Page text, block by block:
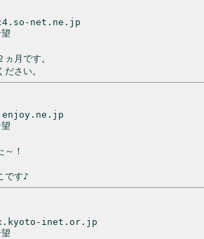
net.ne.jp
月です。
～！
です♪
inet.or.jp